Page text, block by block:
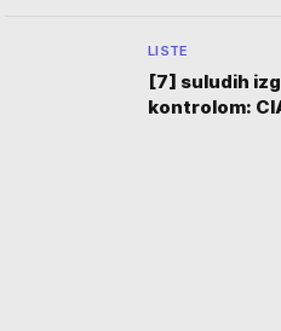
LISTE
[7] suludih
kontrolom: